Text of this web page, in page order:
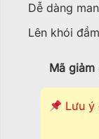
Dễ dàng
Lên khói
Mã giảm
Lưu ý